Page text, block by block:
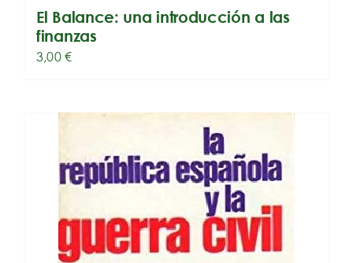
El Balance: una introducción a las
finanzas
3,00€